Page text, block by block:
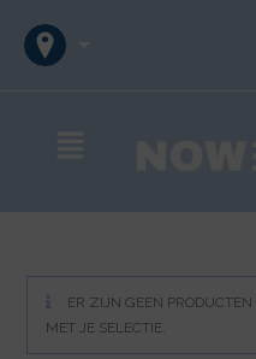
ER ZIJN GEEN
MET JE SELECTIE.